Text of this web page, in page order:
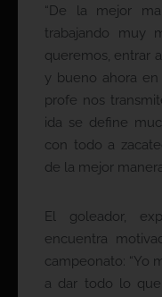
“De la mejor
trabajando muy
queremos, entrar
y bueno ahora
profe nos
ida se define
con todo a
de la mejor
El goleador,
encuentra
campeonato: “Yo
a dar todo lo